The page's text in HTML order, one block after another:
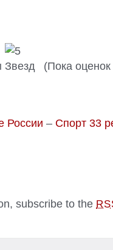
(Пока оценок
России – Спорт 33
subscribe to the